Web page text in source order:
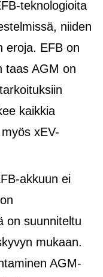
teknologioita
niiden
eroja. EFB on
taas AGM on
kaikkia
myös xEV-
akkuun ei
on suunniteltu
mukaan.
AGM-